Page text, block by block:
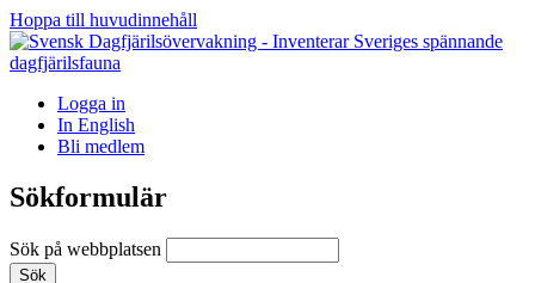
Hoppa till huvudinnehåll
Logga in
In English
Bli medlem
Sökformulär
Sök på webbplatsen